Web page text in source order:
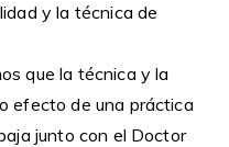
y la técnica de
que la técnica y la
efecto de una práctica
junto con el Doctor